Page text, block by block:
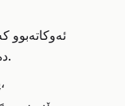
ئەوکاتەبوو
دەگەڕان بۆ دەستکەوتنی ترافیک.
پێمان وابوو بیرۆکەکە زۆر باشە،